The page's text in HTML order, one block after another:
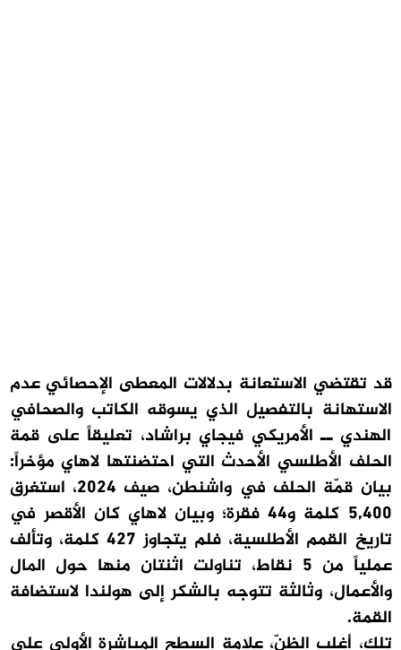
قد تقتضي الاستعانة بدلالات المعطى الإحصائي عدم
الاستهانة بالتفصيل الذي يسوقه الكاتب والصحافي
الهندي ــ الأمريكي فيجاي براشاد، تعليقاً على قمة
الحلف الأطلسي الأحدث التي احتضنتها لاهاي مؤخراً:
بيان قمّة الحلف في واشنطن، صيف 2024، استغرق
5,400 كلمة و44 فقرة؛ وبيان لاهاي كان الأقصر في
تاريخ القمم الأطلسية، فلم يتجاوز 427 كلمة، وتألف
عملياً من 5 نقاط، تناولت اثنتان منها حول المال
والأعمال، وثالثة تتوجه بالشكر إلى هولندا لاستضافة
القمة.